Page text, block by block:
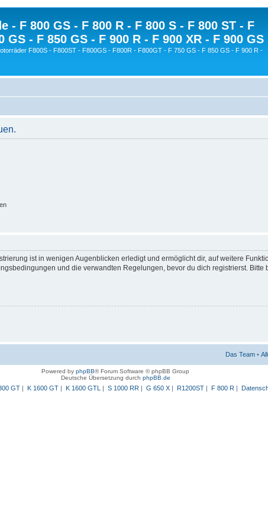
- F 800 GS - F 800 R - F 800 S - F 800 ST - F
GS - F 850 GS - F 900 R - F 900 XR - F 900 GS
F800S - F800ST - F800GS - F800R - F800GT - F 750 GS - F 850 GS - F 900 R -
ist in wenigen Augenblicken erledigt und ermöglicht dir, auf weitere
und die verwandten Regelungen, bevor du dich registrierst.
Das Team •
Powered by phpBB® Forum Software © phpBB Group
Deutsche Übersetzung durch phpBB.de
GT| K 1600 GT| K 1600 GTL | S 1000 RR | G 650 X| R1200ST| F 800 R |